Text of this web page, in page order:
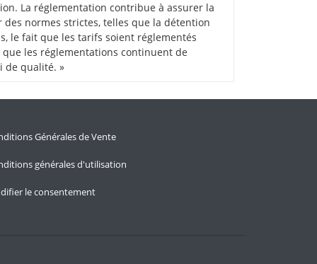
La réglementation contribue à assurer la
normes strictes, telles que la détention
le fait que les tarifs soient réglementés
les réglementations continuent de
de qualité. »
Générales de Vente
générales d'utilisation
le consentement